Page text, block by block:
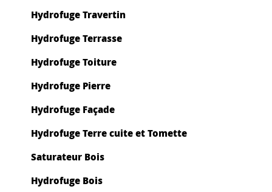
Hydrofuge Travertin
Hydrofuge Terrasse
Hydrofuge Toiture
Hydrofuge Pierre
Hydrofuge Façade
Hydrofuge Terre cuite et Tomette
Saturateur Bois
Hydrofuge Bois